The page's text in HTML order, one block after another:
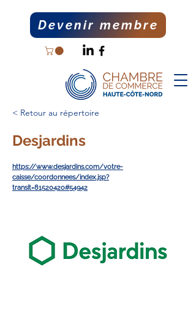
Devenir membre
< Retour au répertoire
Desjardins
https://www.desjardins.com/votre-
caisse/coordonnees/index.jsp?
transit=81520420#54942